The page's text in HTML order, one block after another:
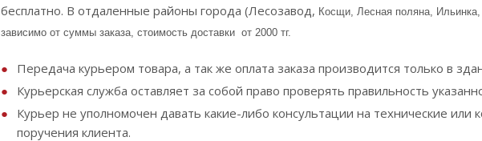
бесплатно. В отдаленные районы города (Лесозавод, Косщи, Лесная поляна,
зависимо от суммы заказа, стоимость доставки от 2000 тг.
Передача курьером товара, а так же оплата заказа производится только в
Курьерская служба оставляет за собой право проверять правильность
Курьер не уполномочен давать какие-либо консультации на технические
поручения клиента.